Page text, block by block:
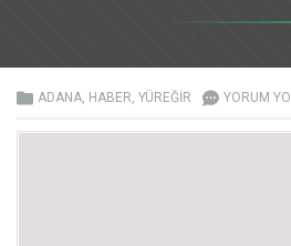
ADANA, HABER, YÜREĞİR YORUM